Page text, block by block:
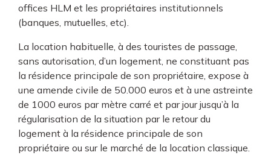
offices HLM et les propriétaires institutionnels
(banques, mutuelles, etc).
La location habituelle, à des touristes de passage,
sans autorisation, d’un logement, ne constituant pas
la résidence principale de son propriétaire, expose à
une amende civile de 50.000 euros et à une astreinte
de 1000 euros par mètre carré et par jour jusqu’à la
régularisation de la situation par le retour du
logement à la résidence principale de son
propriétaire ou sur le marché de la location classique.